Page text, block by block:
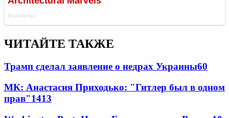
ЧИТАЙТЕ ТАКЖЕ
Трамп сделал заявление о недрах Украины60
МК: Анастасия Приходько: "Гитлер был в одном
прав"1413